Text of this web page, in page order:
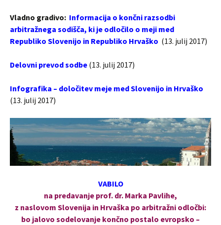
Vladno gradivo: Informacija o končni razsodbi
arbitražnega sodišča, ki je odločilo o meji med
Republiko Slovenijo in Republiko Hrvaško (13. julij 2017)
Delovni prevod sodbe (13. julij 2017)
Infografika – določitev meje med Slovenijo in Hrvaško
(13. julij 2017)
VABILO
na predavanje prof. dr. Marka Pavlihe,
z naslovom Slovenija in Hrvaška po arbitražni odločbi:
bo jalovo sodelovanje končno postalo evropsko –